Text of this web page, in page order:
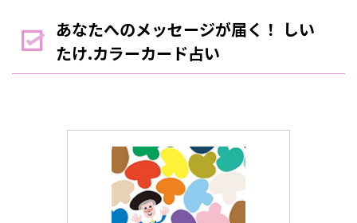
あなたへのメッセージが届く！ しい
たけ.カラーカード占い